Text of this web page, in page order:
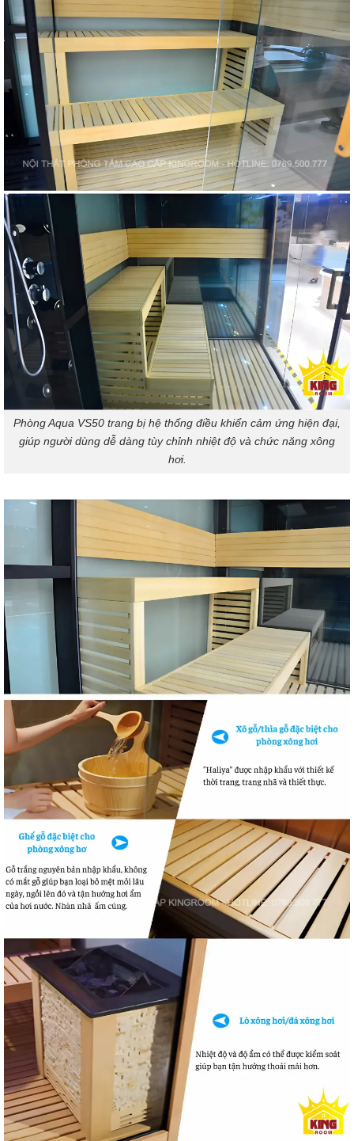
Phòng Aqua VS50 trang bị hệ thống điều khiển cảm ứng hiện đại,
giúp người dùng dễ dàng tùy chỉnh nhiệt độ và chức năng xông
hơi.